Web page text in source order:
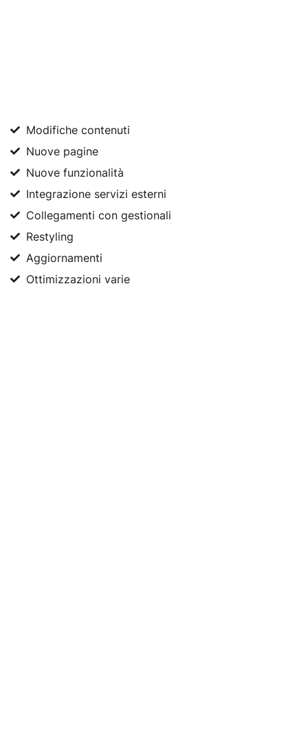
Modifiche contenuti
Nuove pagine
Nuove funzionalità
Integrazione servizi esterni
Collegamenti con gestionali
Restyling
Aggiornamenti
Ottimizzazioni varie